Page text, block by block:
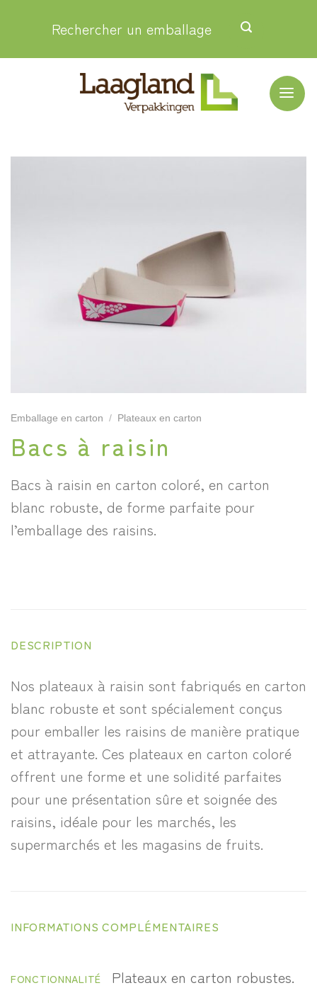
Rechercher un emballage
Emballage en carton / Plateaux en carton
Bacs à raisin
Bacs à raisin en carton coloré, en carton
blanc robuste, de forme parfaite pour
l’emballage des raisins.
DESCRIPTION
Nos plateaux à raisin sont fabriqués en carton
blanc robuste et sont spécialement conçus
pour emballer les raisins de manière pratique
et attrayante. Ces plateaux en carton coloré
offrent une forme et une solidité parfaites
pour une présentation sûre et soignée des
raisins, idéale pour les marchés, les
supermarchés et les magasins de fruits.
INFORMATIONS COMPLÉMENTAIRES
FONCTIONNALITÉ Plateaux en carton robustes.